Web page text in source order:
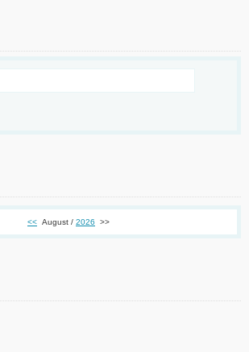
<< August / 2026 >>